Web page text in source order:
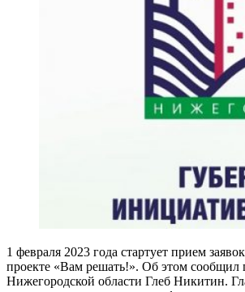
1 февраля 2023 года стартует прием
проекте «Вам решать!». Об этом сообщил
Нижегородской области Глеб Никитин.